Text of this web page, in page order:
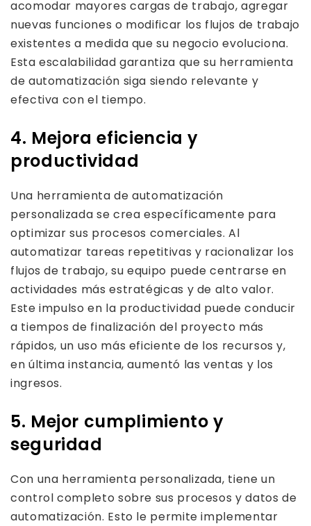
acomodar mayores cargas de trabajo, agregar
nuevas funciones o modificar los flujos de trabajo
existentes a medida que su negocio evoluciona.
Esta escalabilidad garantiza que su herramienta
de automatización siga siendo relevante y
efectiva con el tiempo.
4. Mejora eficiencia y
productividad
Una herramienta de automatización
personalizada se crea específicamente para
optimizar sus procesos comerciales. Al
automatizar tareas repetitivas y racionalizar los
flujos de trabajo, su equipo puede centrarse en
actividades más estratégicas y de alto valor.
Este impulso en la productividad puede conducir
a tiempos de finalización del proyecto más
rápidos, un uso más eficiente de los recursos y,
en última instancia, aumentó las ventas y los
ingresos.
5. Mejor cumplimiento y
seguridad
Con una herramienta personalizada, tiene un
control completo sobre sus procesos y datos de
automatización. Esto le permite implementar